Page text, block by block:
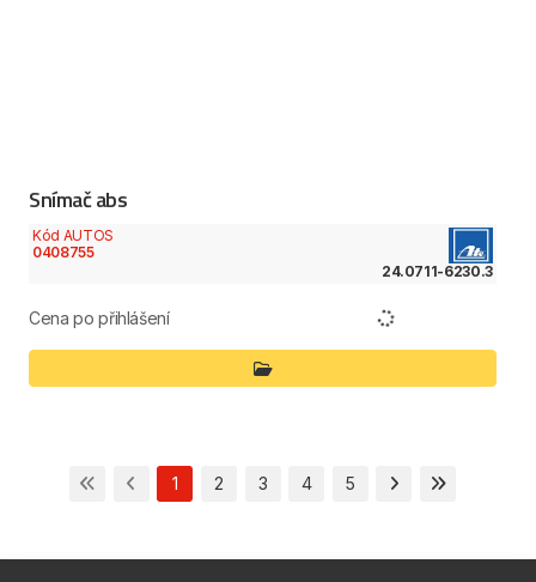
Snímač abs
Kód AUTOS
0408755
24.0711-6230.3
Cena po přihlášení
1 2 3 4 5